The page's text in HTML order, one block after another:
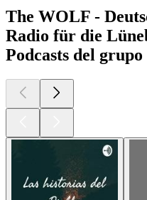
The WOLF -
Radio für die
Podcasts del grupo